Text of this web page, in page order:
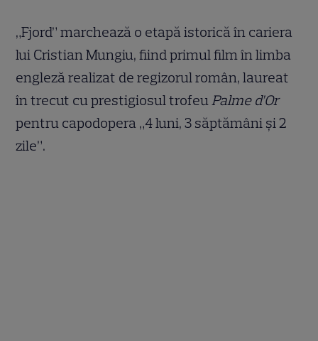
„Fjord” marchează o etapă istorică în cariera
lui Cristian Mungiu, fiind primul film în limba
engleză realizat de regizorul român, laureat
în trecut cu prestigiosul trofeu Palme d’Or
pentru capodopera „4 luni, 3 săptămâni și 2
zile”.